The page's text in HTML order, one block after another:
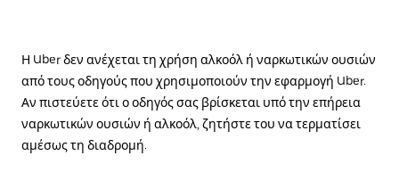
Η Uber δεν ανέχεται τη χρήση αλκοόλ ή ναρκωτικών ουσιών
από τους οδηγούς που χρησιμοποιούν την εφαρμογή Uber.
Αν πιστεύετε ότι ο οδηγός σας βρίσκεται υπό την επήρεια
ναρκωτικών ουσιών ή αλκοόλ, ζητήστε του να τερματίσει
αμέσως τη διαδρομή.